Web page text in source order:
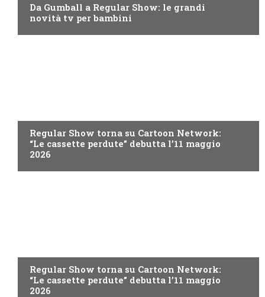
Da Gumball a Regular Show: le grandi
novità tv per bambini
Regular Show torna su Cartoon Network:
“Le cassette perdute” debutta l’11 maggio
2026
Regular Show torna su Cartoon Network:
“Le cassette perdute” debutta l’11 maggio
2026